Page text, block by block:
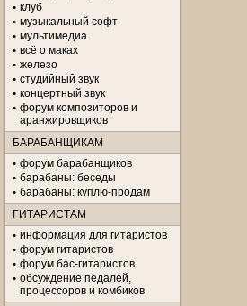
клуб
музыкальный софт
мультимедиа
всё о маках
железо
студийный звук
концертный звук
форум композиторов и
аранжировщиков
БАРАБАНЩИКАМ
форум барабанщиков
барабаны: беседы
барабаны: куплю-продам
ГИТАРИСТАМ
информация для гитаристов
форум гитаристов
форум бас-гитаристов
обсуждение педалей,
процессоров и комбиков